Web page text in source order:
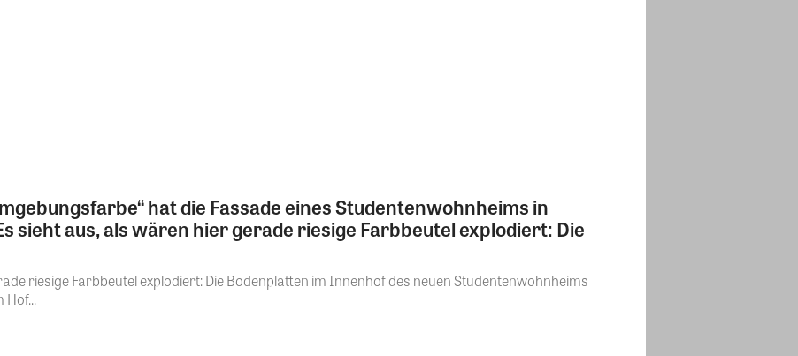
hat die Fassade eines Studentenwohnheims in
sieht aus, als wären hier gerade riesige Farbbeutel explodiert: Die
riesige Farbbeutel explodiert: Die Bodenplatten im Innenhof des neuen Studentenwohnheims
Hof...